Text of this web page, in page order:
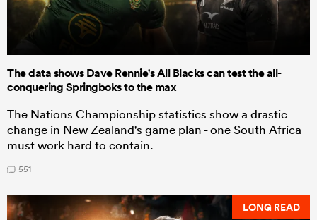
The data shows Dave Rennie's All Blacks can test the all-
conquering Springboks to the max
The Nations Championship statistics show a drastic
change in New Zealand's game plan - one South Africa
must work hard to contain.
551
LONG READ